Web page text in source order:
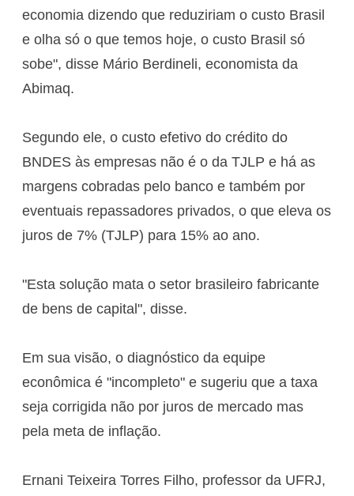
economia dizendo que reduziriam o custo Brasil
e olha só o que temos hoje, o custo Brasil só
sobe", disse Mário Berdineli, economista da
Abimaq.
Segundo ele, o custo efetivo do crédito do
BNDES às empresas não é o da TJLP e há as
margens cobradas pelo banco e também por
eventuais repassadores privados, o que eleva os
juros de 7% (TJLP) para 15% ao ano.
"Esta solução mata o setor brasileiro fabricante
de bens de capital", disse.
Em sua visão, o diagnóstico da equipe
econômica é "incompleto" e sugeriu que a taxa
seja corrigida não por juros de mercado mas
pela meta de inflação.
Ernani Teixeira Torres Filho, professor da UFRJ,